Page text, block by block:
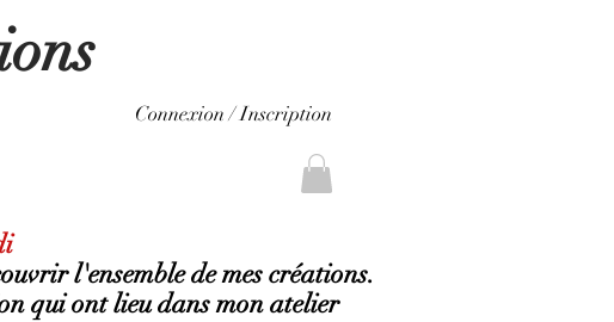
Connexion / Inscription
l'ensemble de mes créations.
qui ont lieu dans mon atelier